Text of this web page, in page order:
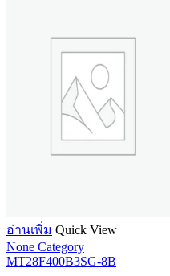
อ่านเพิ่ม Quick View
None Category
MT28F400B3SG-8B